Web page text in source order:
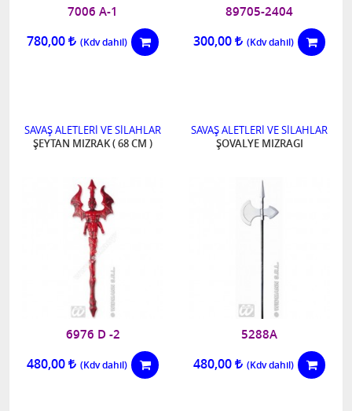
7006 A-1
780,00
89705-2404
300,00
SAVAŞ ALETLERİ VE SİLAHLAR
ŞEYTAN MIZRAK ( 68 CM )
6976 D -2
480,00
SAVAŞ ALETLERİ VE SİLAHLAR
ŞOVALYE MIZRAGI
5288A
480,00